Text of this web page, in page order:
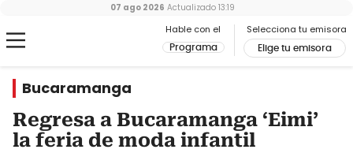
Hable con el
Programa
Selecciona tu emisora
Elige tu emisora
07 ago 2026 Actualizado 13:19
Bucaramanga
Regresa a Bucaramanga ‘Eimi’
la feria de moda infantil